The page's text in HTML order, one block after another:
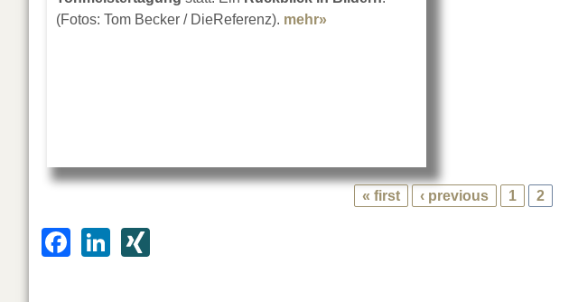
(Fotos: Tom Becker / DieReferenz). mehr»
« first ‹ previous 1 2
F
Li